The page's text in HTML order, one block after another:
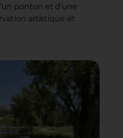
ponton et d’une
artistique et
Plantago